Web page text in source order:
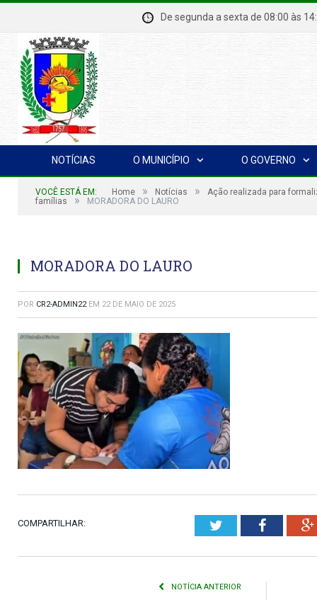
De segunda a sexta de 08:00
NOTÍCIAS O MUNICÍPIO O GOVERNO
VOCÊ ESTÁ EM: Home » Notícias »
Ação realizada para
famílias
» MORADORA DO LAURO
MORADORA DO LAURO
POR CR2-ADMIN22 EM 22 DE MAIO DE 2025
COMPARTILHAR: Twitter
NOTÍCIA ANTERIOR